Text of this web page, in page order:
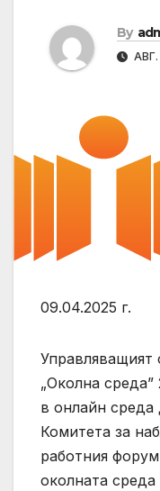
By
АВГ.
09.04.2025 г.
Управляващият
„Околна
в онлайн среда
Комитета за
работния
околната